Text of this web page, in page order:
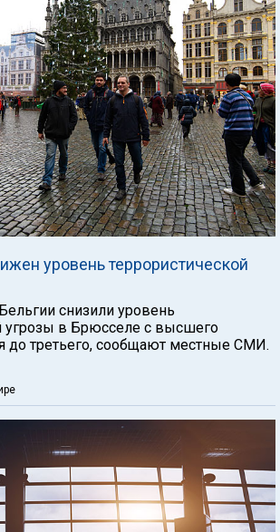
уровень террористической
снизили уровень
угрозы в Брюсселе с высшего
до третьего, сообщают местные СМИ.